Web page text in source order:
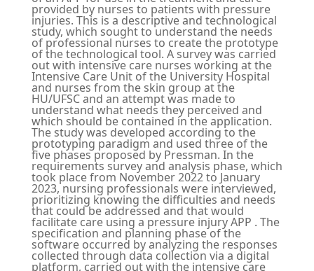
provided by nurses to patients with pressure
injuries. This is a descriptive and technological
study, which sought to understand the needs
of professional nurses to create the prototype
of the technological tool. A survey was carried
out with intensive care nurses working at the
Intensive Care Unit of the University Hospital
and nurses from the skin group at the
HU/UFSC and an attempt was made to
understand what needs they perceived and
which should be contained in the application.
The study was developed according to the
prototyping paradigm and used three of the
five phases proposed by Pressman. In the
requirements survey and analysis phase, which
took place from November 2022 to January
2023, nursing professionals were interviewed,
prioritizing knowing the difficulties and needs
that could be addressed and that would
facilitate care using a pressure injury APP . The
specification and planning phase of the
software occurred by analyzing the responses
collected through data collection via a digital
platform, carried out with the intensive care